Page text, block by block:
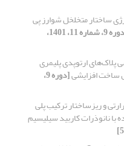
ساختار متخلخل شوارز پی
[دوره 9، شماره 11، 1401،
ارتوپدی پلیمری
ساخت افزایشی [دوره 9،
و ریزساختار ترکیب پلی